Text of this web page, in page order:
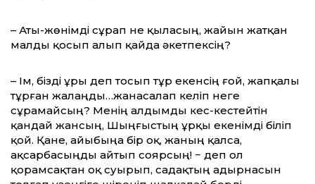
– Аты-жөнімді сұрап не қыласың, жайын жатқан
малды қосып алып қайда әкетпексің?
– Ім, бізді ұры деп тосып тұр екенсің ғой, жапқалы
тұрған жалаңды…жанасалап келіп неге
сұрамайсың? Менің алдымды кес-кестейтін
қандай жансың, Шыңғыстың ұрқы екенімді біліп
қой. Қане, айыбыңа бір оқ, жаның қалса,
ақсарбасыңды айтып сояр­сың! − деп ол
қорамсақтан оқ суырып, садақтың адырнасын